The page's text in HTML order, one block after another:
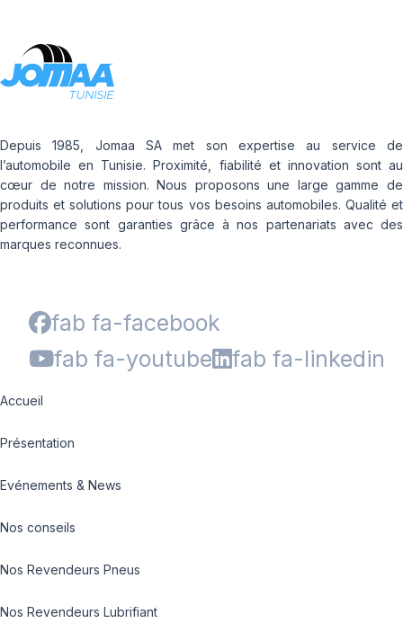
Depuis 1985, Jomaa SA met son expertise au service de
l’automobile en Tunisie. Proximité, fiabilité et innovation sont au
cœur de notre mission. Nous proposons une large gamme de
produits et solutions pour tous vos besoins automobiles. Qualité et
performance sont garanties grâce à nos partenariats avec des
marques reconnues.
fab fa-facebook
fab fa-youtube
fab fa-linkedin
Accueil
Présentation
Evénements & News
Nos conseils
Nos Revendeurs Pneus
Nos Revendeurs Lubrifiant